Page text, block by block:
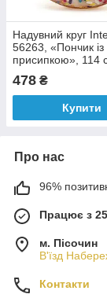
Надувний круг
56263, «Пончик із
присипкою», 114
478 ₴
Купити
Про нас
96%
Працює з
м. Пісочин
В'їзд
Контакти